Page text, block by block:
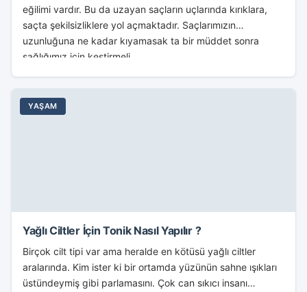
eğilimi vardır. Bu da uzayan saçların uçlarında kırıklara,
saçta şekilsizliklere yol açmaktadır. Saçlarımızın
uzunluğuna ne kadar kıyamasak ta bir müddet sonra
sağlığımız için kestirmeli...
YAŞAM
Yağlı Ciltler İçin Tonik Nasıl Yapılır ?
Birçok cilt tipi var ama heralde en kötüsü yağlı ciltler
aralarında. Kim ister ki bir ortamda yüzünün sahne ışıkları
üstündeymiş gibi parlamasını. Çok can sıkıcı insanı